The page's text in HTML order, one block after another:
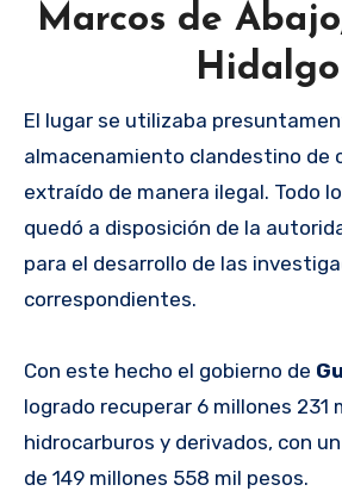
Marcos de
Hidalgo
El lugar se utilizaba
almacenamiento clandestino de
extraído de manera ilegal. Todo
quedó a disposición de la
para el desarrollo de las
correspondientes.
Con este hecho el gobierno de
logrado recuperar 6 millones 231
hidrocarburos y derivados, con
de 149 millones 558 mil pesos.